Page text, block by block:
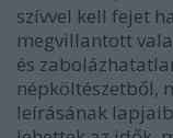
szívvel kell fejet
megvillantott
és zaboláz
népköltészetből,
leírásának